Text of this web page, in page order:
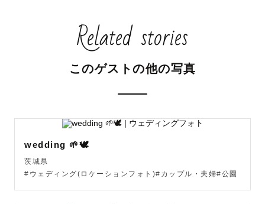
「どう動けばいいかわからない」「緊張してしまう」そん
な方こそ安心してください。指先から目線まで、おふたり
３、「撮られる」のではなく「一緒に遊ぶ」感覚で
ら撮影します。ふと見せる自然な笑顔や、おふたりらしい
空気感を逃さず写真に収めます。
Related stories
このゲストの他の写真
wedding 🌱🕊️
茨城県
#ウェディング(ロケーションフォト)#カップル・夫婦#公園